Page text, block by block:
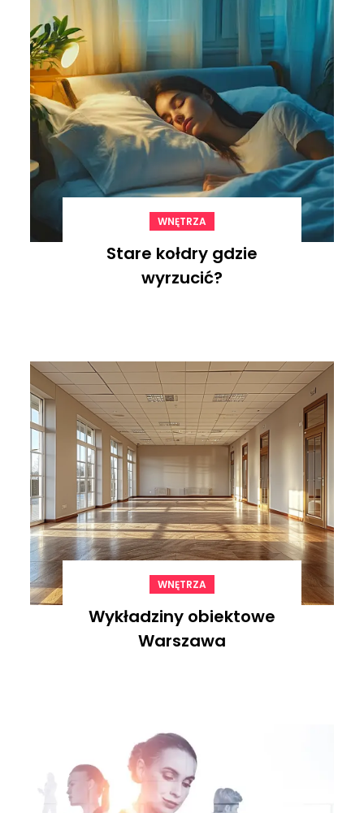
WNĘTRZA
Stare kołdry gdzie
wyrzucić?
WNĘTRZA
Wykładziny obiektowe
Warszawa